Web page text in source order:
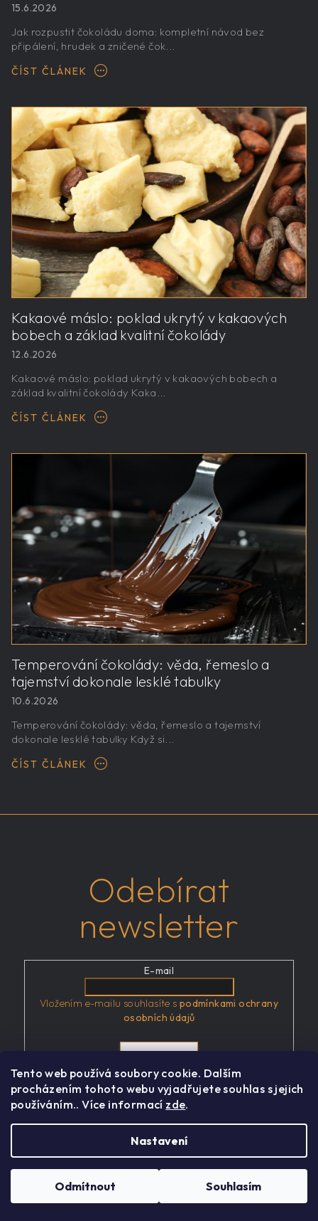
Tento web používá soubory cookie. Dalším
procházením tohoto webu vyjadřujete souhlas s jejich
používáním.. Více informací zde.
Nastavení
Odmítnout Souhlasím
15.6.2026
Jak rozpustit čokoládu doma: kompletní návod bez
připálení, hrudek a zničené čok...
ČÍST ČLÁNEK
Kakaové máslo: poklad ukrytý v kakaových
bobech a základ kvalitní čokolády
12.6.2026
Kakaové máslo: poklad ukrytý v kakaových bobech a
základ kvalitní čokolády Kaka...
ČÍST ČLÁNEK
Temperování čokolády: věda, řemeslo a
tajemství dokonale lesklé tabulky
10.6.2026
Temperování čokolády: věda, řemeslo a tajemství
dokonale lesklé tabulky Když si...
ČÍST ČLÁNEK
Odebírat
newsletter
E-mail
Vložením e-mailu souhlasíte s podmínkami ochrany
osobních údajů